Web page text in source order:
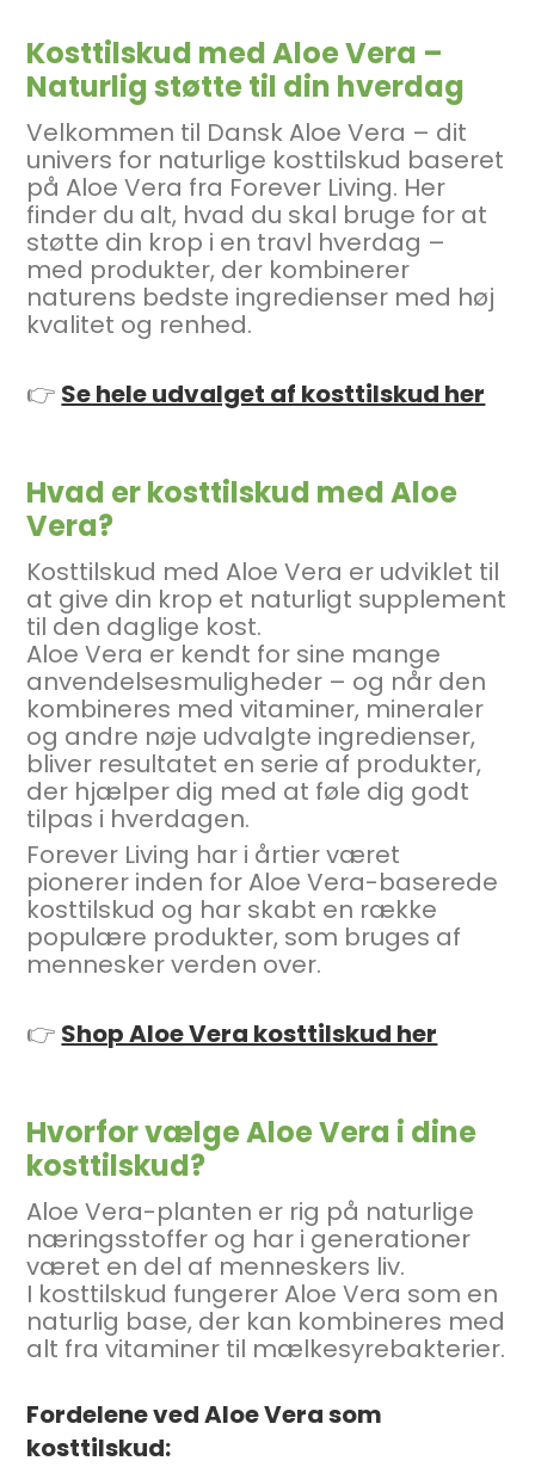
Kosttilskud med Aloe Vera –
Naturlig støtte til din hverdag
Velkommen til Dansk Aloe Vera – dit
univers for naturlige kosttilskud baseret
på Aloe Vera fra Forever Living. Her
finder du alt, hvad du skal bruge for at
støtte din krop i en travl hverdag –
med produkter, der kombinerer
naturens bedste ingredienser med høj
kvalitet og renhed.
👉 Se hele udvalget af kosttilskud her
Hvad er kosttilskud med Aloe
Vera?
Kosttilskud med Aloe Vera er udviklet til
at give din krop et naturligt supplement
til den daglige kost.
Aloe Vera er kendt for sine mange
anvendelsesmuligheder – og når den
kombineres med vitaminer, mineraler
og andre nøje udvalgte ingredienser,
bliver resultatet en serie af produkter,
der hjælper dig med at føle dig godt
tilpas i hverdagen.
Forever Living har i årtier været
pionerer inden for Aloe Vera-baserede
kosttilskud og har skabt en række
populære produkter, som bruges af
mennesker verden over.
👉 Shop Aloe Vera kosttilskud her
Hvorfor vælge Aloe Vera i dine
kosttilskud?
Aloe Vera-planten er rig på naturlige
næringsstoffer og har i generationer
været en del af menneskers liv.
I kosttilskud fungerer Aloe Vera som en
naturlig base, der kan kombineres med
alt fra vitaminer til mælkesyrebakterier.
Fordelene ved Aloe Vera som
kosttilskud: